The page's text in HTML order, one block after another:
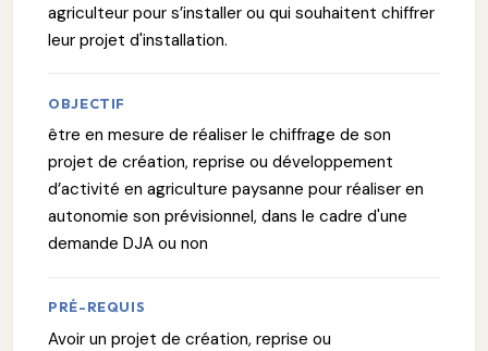
agriculteur pour s’installer ou qui souhaitent chiffrer
leur projet d'installation.
OBJECTIF
être en mesure de réaliser le chiffrage de son
projet de création, reprise ou développement
d’activité en agriculture paysanne pour réaliser en
autonomie son prévisionnel, dans le cadre d'une
demande DJA ou non
PRÉ-REQUIS
Avoir un projet de création, reprise ou